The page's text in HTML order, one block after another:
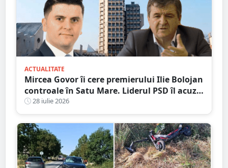
ACTUALITATE
Mircea Govor îi cere premierului Ilie Bolojan
controale în Satu Mare. Liderul PSD îl acuză
pe Adrian Cozma de presiuni politice și cere
verificări ample
28 iulie 2026